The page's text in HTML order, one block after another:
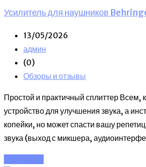
Усилитель для наушников
13/05/2026
админ
(0)
Обзоры и отзывы
Простой и практичный сплиттер Всем,
устройство для улучшения звука, а
копейки, но может спасти вашу
звука (выход с микшера,